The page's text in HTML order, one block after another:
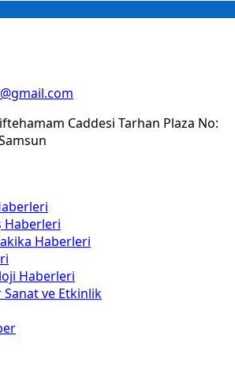
Caddesi Tarhan Plaza No:
Haberleri
Haberleri
Haberleri
ve Etkinlik